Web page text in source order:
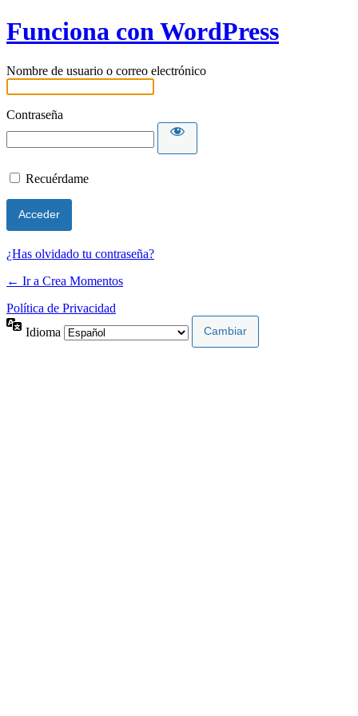
Funciona con WordPress
Nombre de usuario o correo electrónico
Contraseña
Recuérdame
¿Has olvidado tu contraseña?
← Ir a Crea Momentos
Política de Privacidad
Idioma